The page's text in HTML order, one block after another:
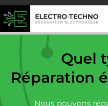
Quel
Réparation
Nous pouvons